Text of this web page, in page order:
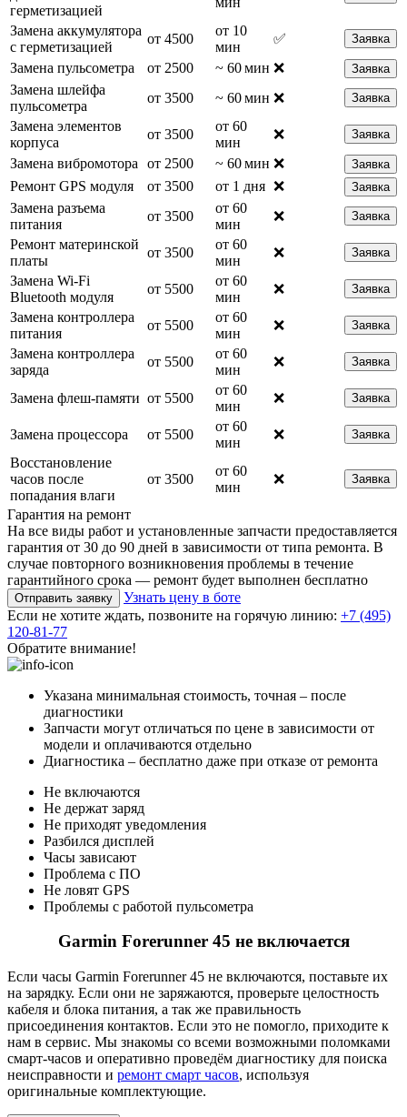
герметизацией
Замена аккумулятора
с герметизацией
от 4500
от 10
мин
✅ Заявка
Замена пульсометра от 2500 ~ 60 мин ❌ Заявка
Замена шлейфа
пульсометра
от 3500 ~ 60 мин ❌ Заявка
Замена элементов
корпуса
от 3500
от 60
мин
❌ Заявка
Замена вибромотора от 2500 ~ 60 мин ❌ Заявка
Ремонт GPS модуля от 3500 от 1 дня ❌ Заявка
Замена разъема
питания
от 3500
от 60
мин
❌ Заявка
Ремонт материнской
платы
от 3500
от 60
мин
❌ Заявка
Замена Wi-Fi
Bluetooth модуля
от 5500
от 60
мин
❌ Заявка
Замена контроллера
питания
от 5500
от 60
мин
❌ Заявка
Замена контроллера
заряда
от 5500
от 60
мин
❌ Заявка
Замена флеш-памяти от 5500
от 60
мин
❌ Заявка
Замена процессора от 5500
от 60
мин
❌ Заявка
Восстановление
часов после
попадания влаги
от 3500
от 60
мин
❌ Заявка
Гарантия на ремонт
На все виды работ и установленные запчасти предоставляется
гарантия от 30 до 90 дней в зависимости от типа ремонта. В
случае повторного возникновения проблемы в течение
гарантийного срока — ремонт будет выполнен бесплатно
Отправить заявку
Узнать цену в боте
Если не хотите ждать, позвоните на горячую линию: +7 (495)
120-81-77
Обратите внимание!
Указана минимальная стоимость, точная – после
диагностики
Запчасти могут отличаться по цене в зависимости от
модели и оплачиваются отдельно
Диагностика – бесплатно даже при отказе от ремонта
Не включаются
Не держат заряд
Не приходят уведомления
Разбился дисплей
Часы зависают
Проблема с ПО
Не ловят GPS
Проблемы с работой пульсометра
Garmin Forerunner 45 не включается
Если часы Garmin Forerunner 45 не включаются, поставьте их
на зарядку. Если они не заряжаются, проверьте целостность
кабеля и блока питания, а так же правильность
присоединения контактов. Если это не помогло, приходите к
нам в сервис. Мы знакомы со всеми возможными поломками
смарт-часов и оперативно проведём диагностику для поиска
неисправности и ремонт смарт часов, используя
оригинальные комплектующие.